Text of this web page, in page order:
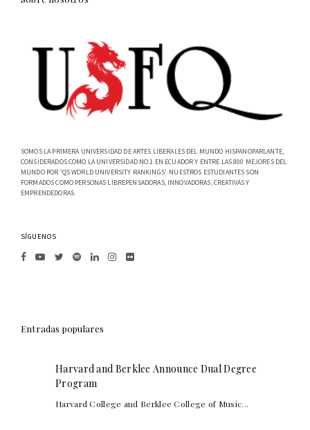
SOMOS LA PRIMERA UNIVERSIDAD DE ARTES LIBERALES DEL MUNDO HISPANOPARLANTE,
CONSIDERADOS COMO LA UNIVERSIDAD NO.1 EN ECUADOR Y ENTRE LAS 800 MEJORES DEL
MUNDO POR 'QS WORLD UNIVERSITY RANKINGS'. NUESTROS ESTUDIANTES SON
FORMADOS COMO PERSONAS LIBREPENSADORAS, INNOVADORAS, CREATIVAS Y
EMPRENDEDORAS.
SÍGUENOS
Entradas populares
Harvard and Berklee Announce Dual Degree
Program
Harvard College and Berklee College of Music...